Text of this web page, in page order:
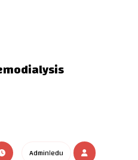
Admin١edu